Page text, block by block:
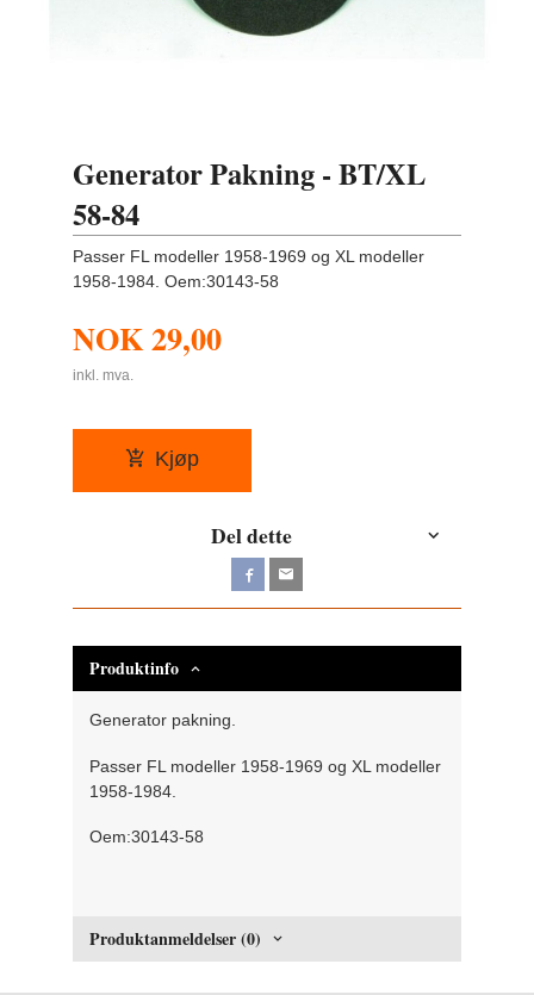
Generator Pakning - BT/XL
58-84
Passer FL modeller 1958-1969 og XL modeller
1958-1984. Oem:30143-58
NOK29,00
inkl. mva.
Kjøp
Del dette
Produktinfo
Generator pakning.
Passer FL modeller 1958-1969 og XL modeller
1958-1984.
Oem:30143-58
Produktanmeldelser (0)